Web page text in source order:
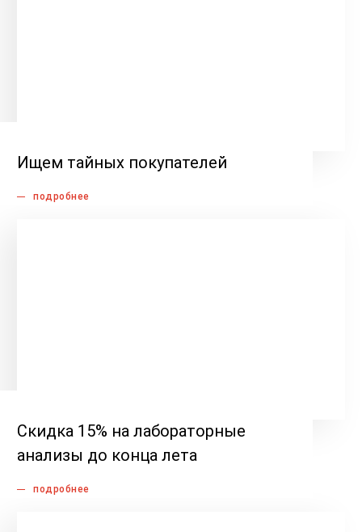
Ищем тайных покупателей
подробнее
Скидка 15% на лабораторные
анализы до конца лета
подробнее